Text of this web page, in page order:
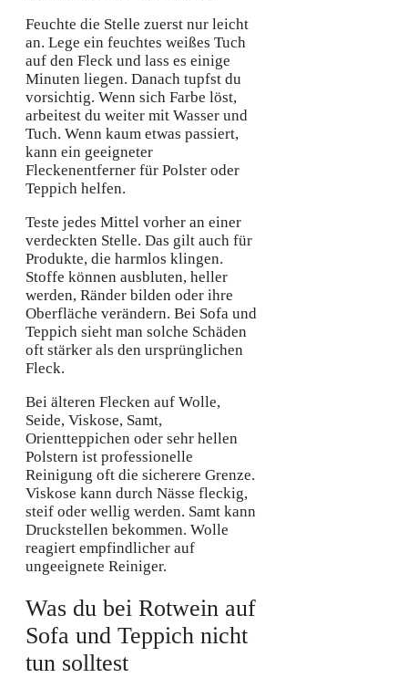
Feuchte die Stelle zuerst nur leicht
an. Lege ein feuchtes weißes Tuch
auf den Fleck und lass es einige
Minuten liegen. Danach tupfst du
vorsichtig. Wenn sich Farbe löst,
arbeitest du weiter mit Wasser und
Tuch. Wenn kaum etwas passiert,
kann ein geeigneter
Fleckenentferner für Polster oder
Teppich helfen.
Teste jedes Mittel vorher an einer
verdeckten Stelle. Das gilt auch für
Produkte, die harmlos klingen.
Stoffe können ausbluten, heller
werden, Ränder bilden oder ihre
Oberfläche verändern. Bei Sofa und
Teppich sieht man solche Schäden
oft stärker als den ursprünglichen
Fleck.
Bei älteren Flecken auf Wolle,
Seide, Viskose, Samt,
Orientteppichen oder sehr hellen
Polstern ist professionelle
Reinigung oft die sicherere Grenze.
Viskose kann durch Nässe fleckig,
steif oder wellig werden. Samt kann
Druckstellen bekommen. Wolle
reagiert empfindlicher auf
ungeeignete Reiniger.
Was du bei Rotwein auf
Sofa und Teppich nicht
tun solltest